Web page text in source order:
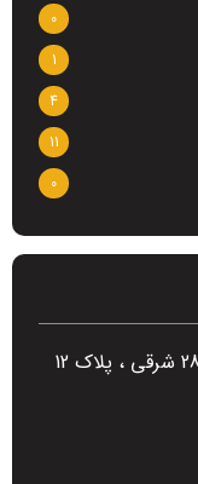
0
1
4
11
0